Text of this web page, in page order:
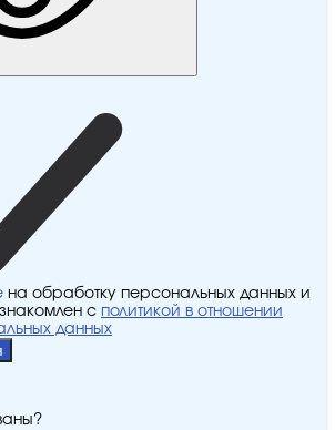
на обработку персональных данных и
с политикой в отношении
данных